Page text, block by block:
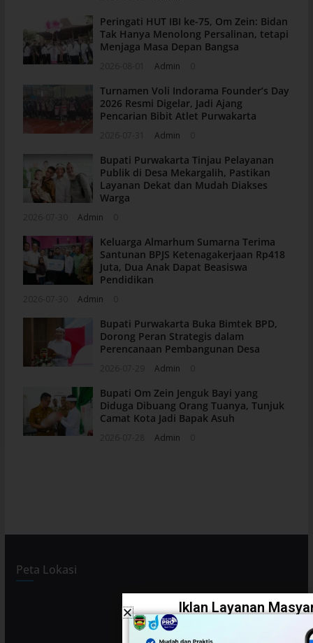
Peringati HUT IBI ke-75, Om Zein: Bidan
Tak Hanya Menolong Persalinan, tetapi
Menjaga Masa Depan Bangsa
Admin
Turnamen Voli Indorama Founder’s Day
2026 Resmi Digelar, Jadi Ajang
Pencarian Bibit Atlet Purwakarta
Admin
Bupati Purwakarta Tinjau Pelayanan
Publik di Desa Mekargalih, Pastikan
Layanan Dekat dan Mudah Diakses
Warga
Admin
Keluarga Almarhum Sumarna Terima
Santunan BPJS Ketenagakerjaan Rp418
Juta, Dua Anak Dapat Beasiswa
Pendidikan
Admin
Bupati Purwakarta Buka Bimtek BPD,
Dorong Peran Strategis dalam
Perencanaan Pembangunan Desa
Admin
Bupati Om Zein Jenguk Bayi yang
Diduga Dibuang Orang Tuanya, Tunjuk
Camat Kota Jadi Bapak Asuh
Admin
Peta Lokasi
Iklan Layanan